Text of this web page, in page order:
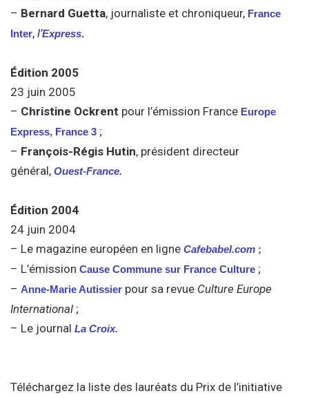
– Bernard Guetta, journaliste et chroniqueur, France
Inter, l’Express.
Édition 2005
23 juin 2005
– Christine Ockrent pour l’émission France Europe
Express, France 3 ;
– François-Régis Hutin, président directeur
général, Ouest-France.
Édition 2004
24 juin 2004
– Le magazine européen en ligne Cafebabel.com ;
– L’émission Cause Commune sur France Culture ;
– Anne-Marie Autissier pour sa revue Culture Europe
International ;
– Le journal La Croix.
Téléchargez la liste des lauréats du Prix de l’initiative